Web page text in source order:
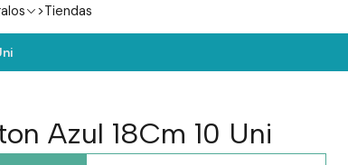
>Tiendas
Azul 18Cm 10 Uni